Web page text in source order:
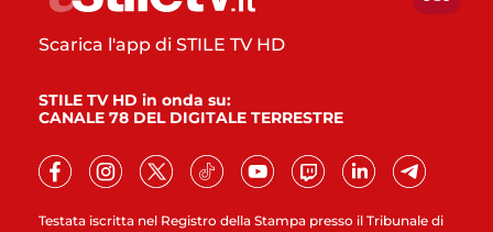
Testata iscritta nel Registro della Stampa presso il Tribunale di
Scarica l'app di STILE TV HD
STILE TV HD in onda su:
CANALE 78 DEL DIGITALE TERRESTRE